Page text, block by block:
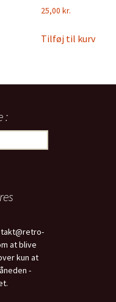
25,00 kr.
Tilføj til kurv
:
at blive
kun at
-